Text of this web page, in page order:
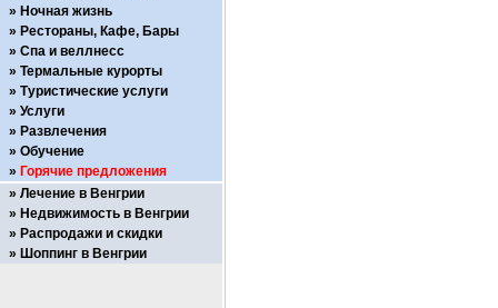
Ночная жизнь
Рестораны, Кафе, Бары
Спа и веллнесс
Термальные курорты
Туристические услуги
Услуги
Развлечения
Обучение
Горячие предложения
Лечение в Венгрии
Недвижимость в Венгрии
Распродажи и скидки
Шоппинг в Венгрии